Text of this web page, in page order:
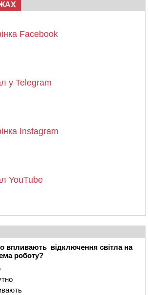
Facebook
у Telegram
Instagram
YouTube
впливають відключення світла на
роботу?